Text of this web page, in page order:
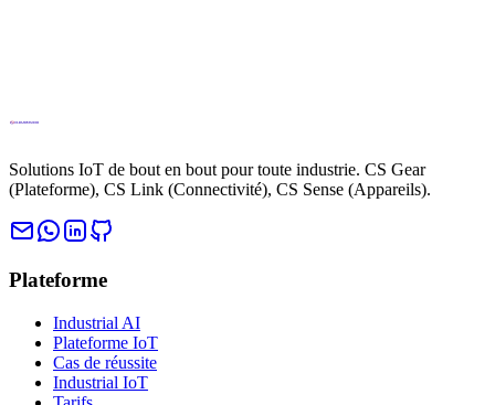
Solutions IoT de bout en bout pour toute industrie. CS Gear
(Plateforme), CS Link (Connectivité), CS Sense (Appareils).
Plateforme
Industrial AI
Plateforme IoT
Cas de réussite
Industrial IoT